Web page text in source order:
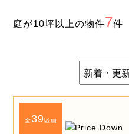
庭が10坪以上の物件7件
全39区画